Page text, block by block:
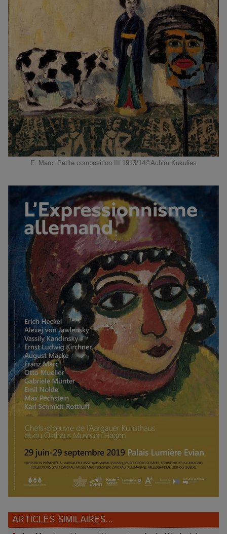
F. Marc. Petite composition III 1913/14©Achim Kukulies
ARTICLES SIMILAIRES...